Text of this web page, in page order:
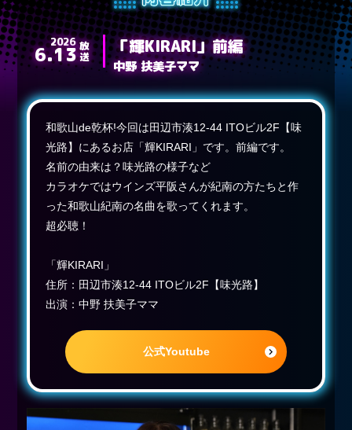
2026
6.13放送 「輝KIRARI」前編
中野 扶美子ママ
和歌山de乾杯!今回は田辺市湊12-44 ITOビル2F【味
光路】にあるお店「輝KIRARI」です。前編です。
名前の由来は？味光路の様子など
カラオケではウインズ平阪さんが紀南の方たちと作
った和歌山紀南の名曲を歌ってくれます。
超必聴！
「輝KIRARI」
住所：田辺市湊12-44 ITOビル2F【味光路】
出演：中野 扶美子ママ
公式Youtube